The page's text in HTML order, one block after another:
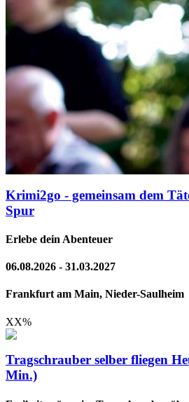
Krimi2go - gemeinsam dem
Spur
Erlebe dein Abenteuer
06.08.2026 - 31.03.2027
Frankfurt am Main, Nieder-Saulheim
XX%
Tragschrauber selber fliegen
Min.)